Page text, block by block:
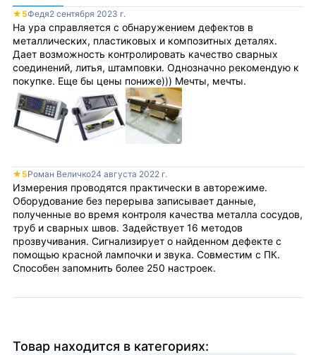
★ 5Федя2 сентября 2023 г.
На ура справляется с обнаружением дефектов в
металлических, пластиковых и композитных деталях.
Дает возможность контролировать качество сварных
соединений, литья, штамповки. Однозначно рекомендую к
покупке. Еще бы цены пониже))) Мечты, мечты.
★ 5Роман Величко24 августа 2022 г.
Измерения проводятся практически в авторежиме.
Оборудование без перерыва записывает данные,
полученные во время контроля качества металла сосудов,
труб и сварных швов. Задействует 16 методов
прозвучивания. Сигнализирует о найденном дефекте с
помощью красной лампочки и звука. Совместим с ПК.
Способен запомнить более 250 настроек.
Товар находится в категориях: